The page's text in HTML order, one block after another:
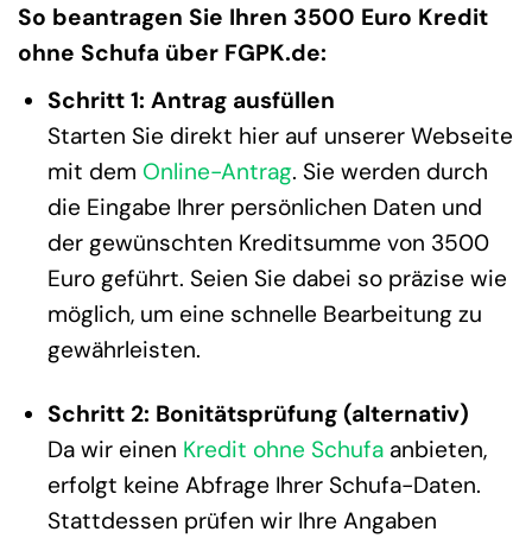
So beantragen Sie Ihren 3500 Euro Kredit
ohne Schufa über FGPK.de:
Schritt 1: Antrag ausfüllen
Starten Sie direkt hier auf unserer Webseite
mit dem Online-Antrag. Sie werden durch
die Eingabe Ihrer persönlichen Daten und
der gewünschten Kreditsumme von 3500
Euro geführt. Seien Sie dabei so präzise wie
möglich, um eine schnelle Bearbeitung zu
gewährleisten.
Schritt 2: Bonitätsprüfung (alternativ)
Da wir einen Kredit ohne Schufaanbieten,
erfolgt keine Abfrage Ihrer Schufa-Daten.
Stattdessen prüfen wir Ihre Angaben